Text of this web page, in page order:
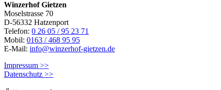
Winzerhof Gietzen
Moselstrasse 70
D-56332 Hatzenport
Telefon: 0 26 05 / 95 23 71
Mobil: 0163 / 468 95 95
E-Mail: info@winzerhof-gietzen.de
Impressum >>
Datenschutz >>